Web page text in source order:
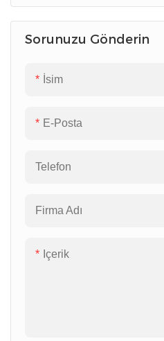
FD300 Serisi Yüksek
Performanslı Vektör AC
Sorunuzu Gönderin
İsim
E-Posta
Telefon
Firma Adı
Içerik